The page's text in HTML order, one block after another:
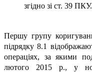
згідно зі ст. 39 ПКУ.
Першу групу
підрядку 8.1
операціях, за якими
лютого 2015 р., у